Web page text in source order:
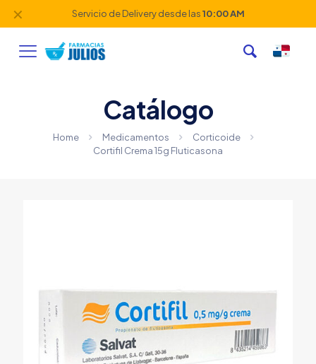
Servicio de Delivery desde las10:00 AM
✕
Catálogo
Home Medicamentos
Corticoide
Cortifil Crema 15g Fluticasona